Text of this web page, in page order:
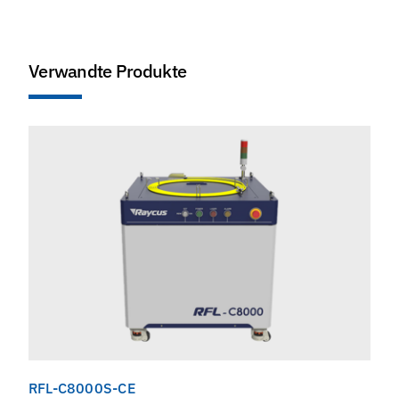
Verwandte Produkte
RFL-C8000S-CE